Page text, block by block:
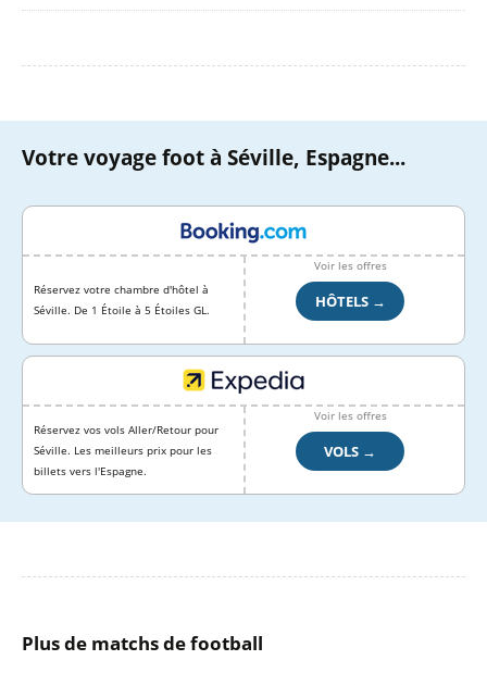
Votre voyage foot à Séville, Espagne...
Réservez votre chambre d'hôtel à
Séville. De 1 Étoile à 5 Étoiles GL.
Voir les offres
HÔTELS →
Réservez vos vols Aller/Retour pour
Séville. Les meilleurs prix pour les
billets vers l'Espagne.
Voir les offres
VOLS →
Plus de matchs de football